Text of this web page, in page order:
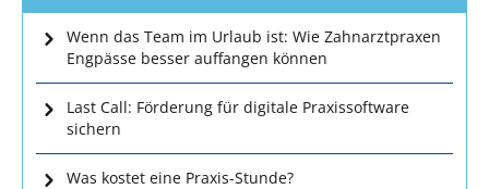
Wenn das Team im Urlaub ist: Wie Zahnarztpraxen
Engpässe besser auffangen können
Last Call: Förderung für digitale Praxissoftware
sichern
Was kostet eine Praxis-Stunde?